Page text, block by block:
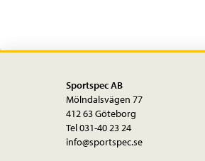
Sportspec AB
Mölndalsvägen 77
412 63 Göteborg
Tel 031-40 23 24
info@sportspec.se